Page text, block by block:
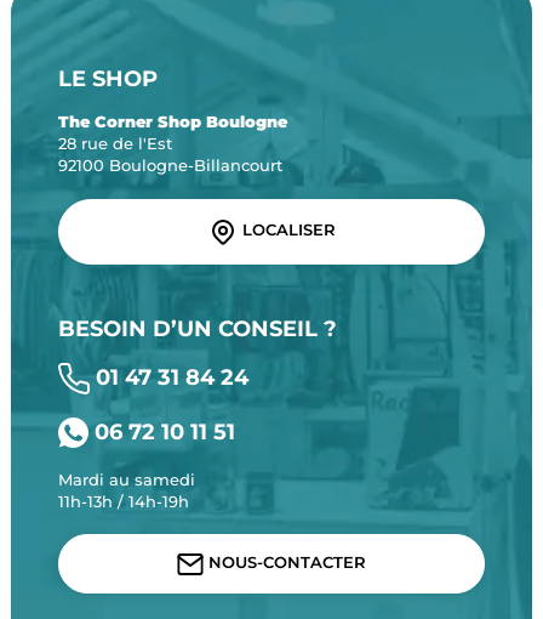
LE SHOP
The Corner Shop Boulogne
28 rue de l'Est
92100 Boulogne-Billancourt
LOCALISER
BESOIN D’UN CONSEIL ?
01 47 31 84 24
06 72 10 11 51
Mardi au samedi
11h-13h / 14h-19h
NOUS-CONTACTER